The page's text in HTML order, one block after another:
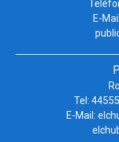
E-
Tel:
E-Mail: